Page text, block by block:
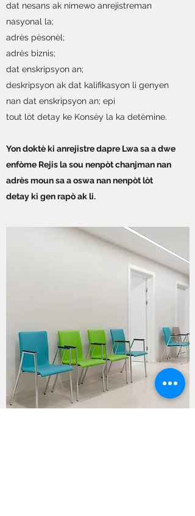
dat nesans ak nimewo anrejistreman
nasyonal la;
adrès pèsonèl;
adrès biznis;
dat enskripsyon an;
deskripsyon ak dat kalifikasyon li genyen
nan dat enskripsyon an; epi
tout lòt detay ke Konsèy la ka detèmine.
Yon doktè ki anrejistre dapre Lwa sa a dwe
enfòme Rejis la sou nenpòt chanjman nan
adrès moun sa a oswa nan nenpòt lòt
detay ki gen rapò ak li.